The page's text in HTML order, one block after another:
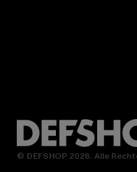
© DEFSHOP 2026. Alle